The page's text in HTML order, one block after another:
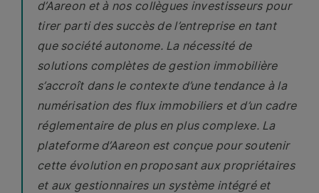
d’Aareon et à nos collègues investisseurs pour
tirer parti des succès de l’entreprise en tant
que société autonome. La nécessité de
solutions complètes de gestion immobilière
s’accroît dans le contexte d’une tendance à la
numérisation des flux immobiliers et d’un cadre
réglementaire de plus en plus complexe. La
plateforme d’Aareon est conçue pour soutenir
cette évolution en proposant aux propriétaires
et aux gestionnaires un système intégré et